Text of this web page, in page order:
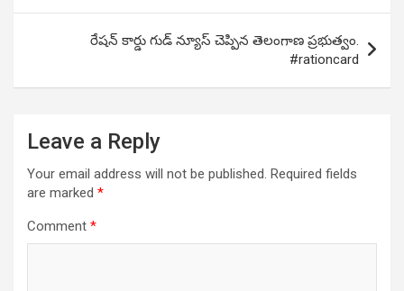
రేషన్ కార్డు గుడ్ న్యూస్ చెప్పిన తెలంగాణ ప్రభుత్వం.
#rationcard
Leave a Reply
Your email address will not be published. Required fields
are marked *
Comment *